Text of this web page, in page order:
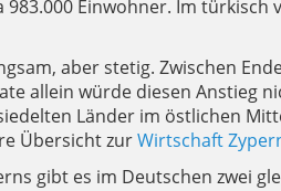
Einwohner. Im
aber stetig. Zwischen
allein würde diesen Anstieg
Länder im östlichen
Übersicht zurWirtschaft
gibt es im Deutschen zwei